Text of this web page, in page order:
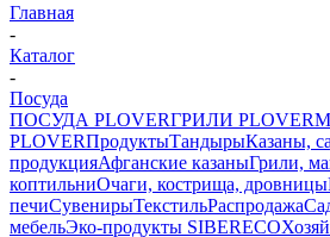
Главная
-
Каталог
-
Посуда
ПОСУДА PLOVERГРИЛИ PLOVER
PLOVERПродуктыТандырыКазаны,
продукцияАфганские казаныГрили,
коптильниОчаги, кострища, дровницы
печиСувенирыТекстильРаспродажа
мебельЭко-продукты SIBERECO